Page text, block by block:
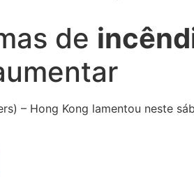
de
– Hong Kong lamentou neste